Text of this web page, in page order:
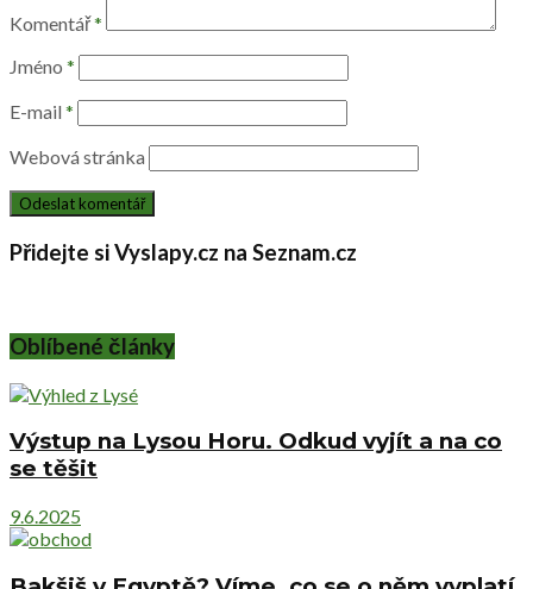
Komentář*
Jméno *
E-mail *
Webová stránka
Přidejte si Vyslapy.cz na Seznam.cz
Oblíbené články
Výstup na Lysou Horu. Odkud vyjít a na co
se těšit
9.6.2025